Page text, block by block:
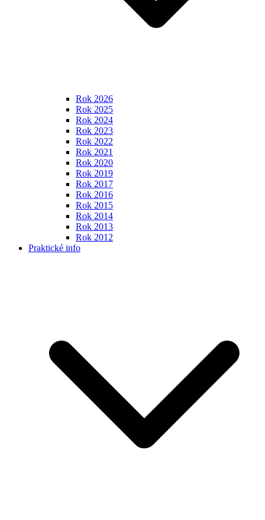
Rok 2026
Rok 2025
Rok 2024
Rok 2023
Rok 2022
Rok 2021
Rok 2020
Rok 2019
Rok 2017
Rok 2016
Rok 2015
Rok 2014
Rok 2013
Rok 2012
Praktické info